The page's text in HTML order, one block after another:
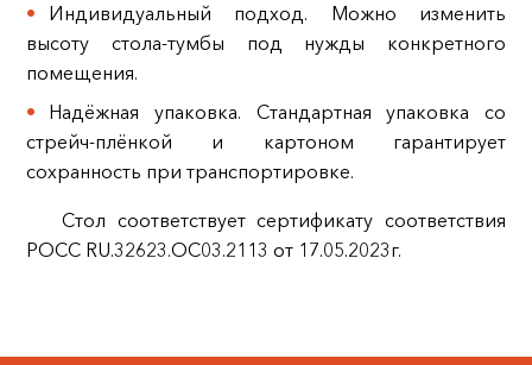
Индивидуальный подход. Можно изменить
высоту стола-тумбы под нужды конкретного
помещения.
Надёжная упаковка. Стандартная упаковка со
стрейч-плёнкой и картоном гарантирует
сохранность при транспортировке.
Стол соответствует сертификату соответствия
РОСС RU.32623.ОС03.2113 от 17.05.2023г.